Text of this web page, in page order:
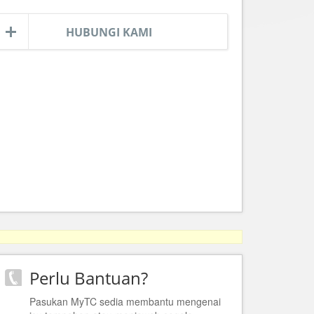
HUBUNGI KAMI
Perlu Bantuan?
Pasukan MyTC sedia membantu mengenai